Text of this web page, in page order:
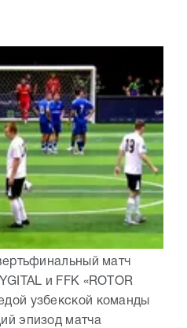
матч
и FFK «ROTOR
узбекской команды
эпизод матча